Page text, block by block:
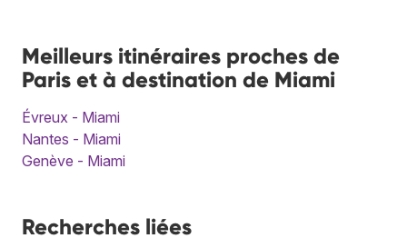
Meilleurs itinéraires proches de
Paris et à destination de Miami
Évreux - Miami
Nantes - Miami
Genève - Miami
Recherches liées